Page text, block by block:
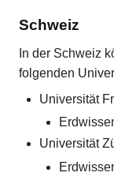
Schweiz
In der Schweiz
folgenden
Universität
Universität